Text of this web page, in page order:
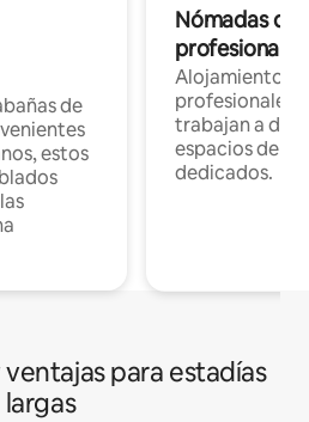
de
estos
Nómadas
Alojamientos
profesionales
trabajan a
espacios de
dedicados.
para estadías
largas